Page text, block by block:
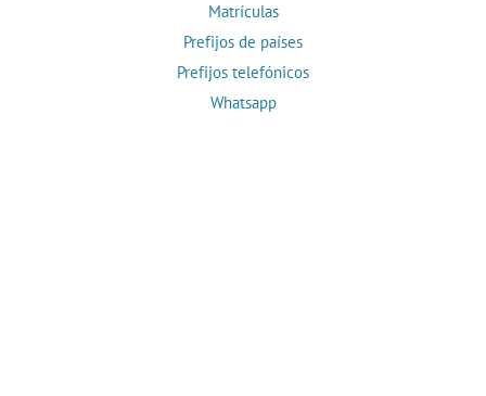
Matrículas
Prefijos de países
Prefijos telefónicos
Whatsapp